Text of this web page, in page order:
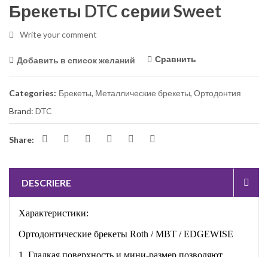
Брекеты DTC серии Sweet
Write your comment
Добавить в список желаний Сравнить
Categories: Брекеты, Металлические брекеты, Ортодонтия
Brand: DTC
Share:
DESCRIERE
Характеристики:
Ортодонтические брекеты Roth / MBT / EDGEWISE